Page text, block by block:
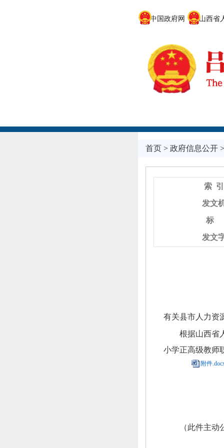
中国政府网 山西省人
首页> 政府信息公开
索
发文
标
发文
有关县市人力资
根据山西省
小学正高级教师
附件
（此件主动